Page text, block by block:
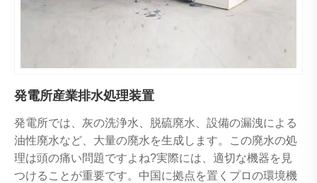
発電所産業排水処理装置
発電所では、灰の洗浄水、脱硫廃水、設備の漏洩による
油性廃水など、大量の廃水を生成します。この廃水の処
理は頭の痛い問題ですよね?実際には、適切な機器を見
つけることが重要です。中国に拠点を置くプロの環境機